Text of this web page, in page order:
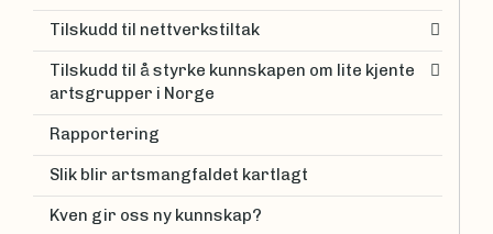
Tilskudd til nettverkstiltak
Tilskudd til å styrke kunnskapen om lite kjente
artsgrupper i Norge
Rapportering
Slik blir artsmangfaldet kartlagt
Kven gir oss ny kunnskap?